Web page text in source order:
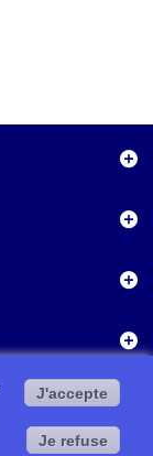
J'accepte
Je refuse